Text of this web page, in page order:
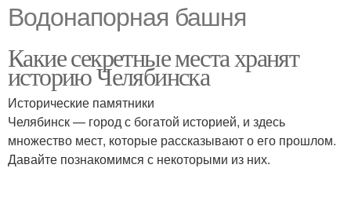
Водонапорная башня
Какие секретные места хранят
историю Челябинска
Исторические памятники
Челябинск — город с богатой историей, и здесь
множество мест, которые рассказывают о его прошлом.
Давайте познакомимся с некоторыми из них.